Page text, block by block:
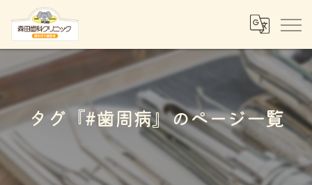
タグ『#歯周病』のページ一覧